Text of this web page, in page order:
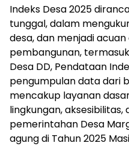
Indeks Desa 2025
tunggal, dalam
desa, dan menjadi
pembangunan,
Desa DD, Pendataan
pengumpulan data dari
mencakup layanan
lingkungan,
pemerintahan Desa
agung di Tahun 2025